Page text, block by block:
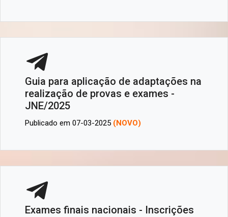
Guia para aplicação de adaptações na
realização de provas e exames -
JNE/2025
Publicado em 07-03-2025 (NOVO)
Exames finais nacionais - Inscrições